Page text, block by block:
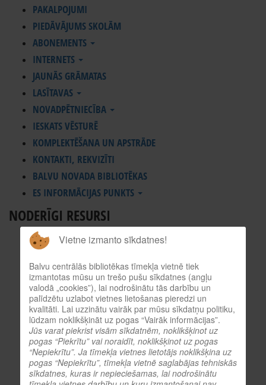
PAKALPOJUMI
PIEDĀVĀJUMS SKOLĀM
ABONEMENTS
INTERNETS
JAUNĀS GRĀMATAS
LASĪTAVAS
NOVADPĒTNIECĪBA
IESKATS VĒSTURĒ
KOMPLEKTĒŠANA UN APSTRĀDE
KONTAKTI, REKVIZĪTI
BALVU NOVADA BIBLIOTĒKAS
ES INFORMĀCIJAS PUNKTS
NODERĪGI RESURSI
TIEŠSAISTES KATALOGS
KULTŪRVĒSTURES DATUBĀZE
MĒS ESAM POPULĀRI!
ATTĒLI NO PASĀKUMIEM
LNB DIGITĀLĀ BIBLIOTĒKA
KULTŪRA TĪMEKLĪ
VĒRTS IZLASĪT!
PROFESIONĀLIE RESURSI
O.SLIŠĀNS
Vietne izmanto sīkdatnes!
Balvu centrālās bibliotēkas tīmekļa vietnē tiek
izmantotas mūsu un trešo pušu sīkdatnes (angļu
valodā „cookies”), lai nodrošinātu tās darbību un
palīdzētu uzlabot vietnes lietošanas pieredzi un
kvalitāti. Lai uzzinātu vairāk par mūsu sīkdatņu politiku,
lūdzam noklikšķināt uz pogas “Vairāk informācijas”.
Jūs varat piekrist visām sīkdatnēm, noklikšķinot uz
pogas “Piekrītu” vai noraidīt, noklikšķinot uz pogas
“Nepiekrītu”. Ja tīmekļa vietnes lietotājs noklikšķina uz
pogas “Nepiekrītu”, tīmekļa vietnē saglabājas tehniskās
sīkdatnes, kuras ir nepieciešamas, lai nodrošinātu